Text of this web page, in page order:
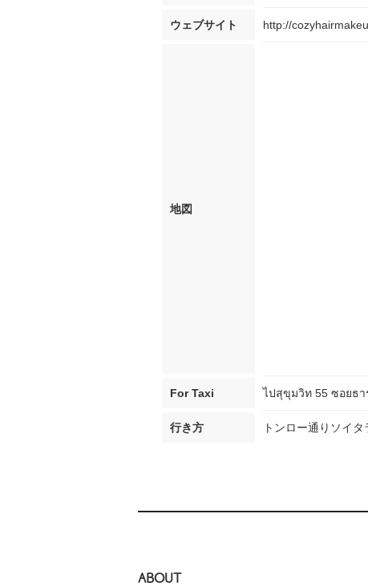
ウェブサイト http://
地図
For Taxi ไปสุขุมวิท 55 ซอยธ
行き方 トンロー通りソイ
ABOUT